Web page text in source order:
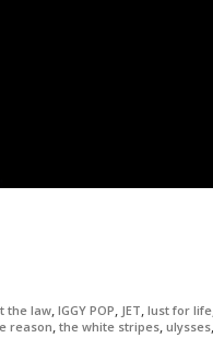
the law IGGY POP JET lust for life
reason the white stripes ulysses